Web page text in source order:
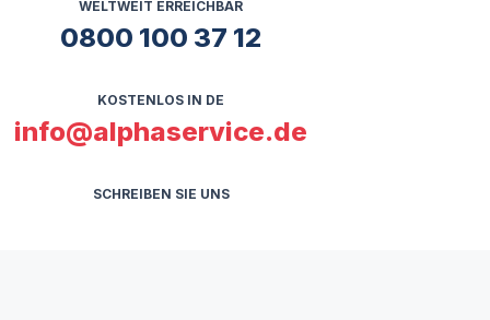
WELTWEIT ERREICHBAR
0800 100 37 12
KOSTENLOS IN DE
info@alphaservice.de
SCHREIBEN SIE UNS